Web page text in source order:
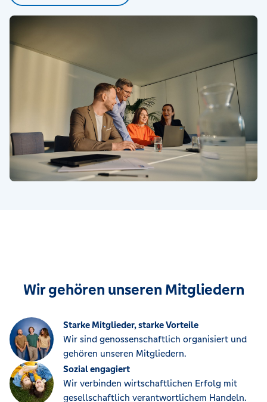
Wir gehören unseren Mitgliedern
Starke Mitglieder, starke Vorteile
Wir sind genossenschaftlich organisiert und
gehören unseren Mitgliedern.
Sozial engagiert
Wir verbinden wirtschaftlichen Erfolg mit
gesellschaftlich verantwortlichem Handeln.